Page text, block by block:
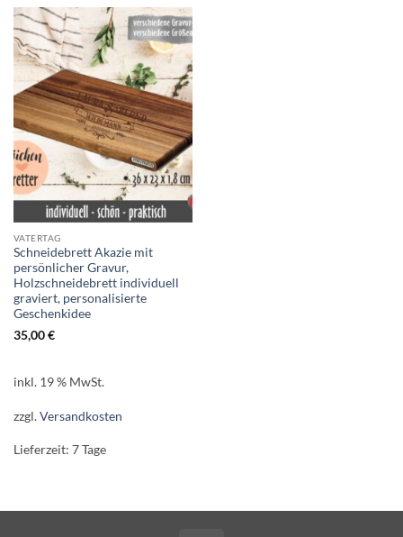
VATERTAG
Schneidebrett Akazie mit
persönlicher Gravur,
Holzschneidebrett individuell
graviert, personalisierte
Geschenkidee
35,00€
inkl. 19 % MwSt.
zzgl.Versandkosten
Lieferzeit: 7 Tage